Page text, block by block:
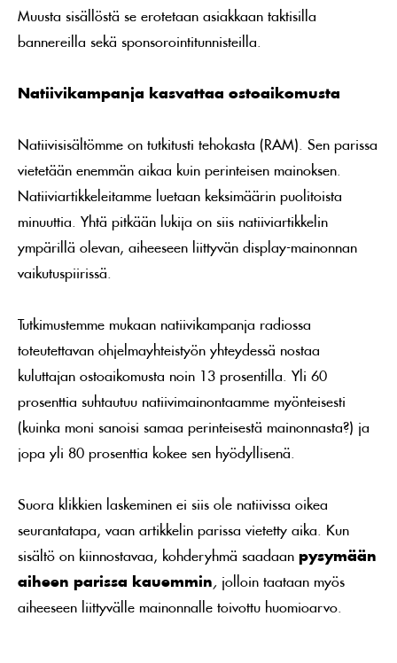
Muusta sisällöstä se erotetaan asiakkaan taktisilla
bannereilla sekä sponsorointitunnisteilla.
Natiivikampanja kasvattaa ostoaikomusta
Natiivisisältömme on tutkitusti tehokasta (RAM). Sen parissa
vietetään enemmän aikaa kuin perinteisen mainoksen.
Natiiviartikkeleitamme luetaan keksimäärin puolitoista
minuuttia. Yhtä pitkään lukija on siis natiiviartikkelin
ympärillä olevan, aiheeseen liittyvän display-mainonnan
vaikutuspiirissä.
Tutkimustemme mukaan natiivikampanja radiossa
toteutettavan ohjelmayhteistyön yhteydessä nostaa
kuluttajan ostoaikomusta noin 13 prosentilla. Yli 60
prosenttia suhtautuu natiivimainontaamme myönteisesti
(kuinka moni sanoisi samaa perinteisestä mainonnasta?) ja
jopa yli 80 prosenttia kokee sen hyödyllisenä.
Suora klikkien laskeminen ei siis ole natiivissa oikea
seurantatapa, vaan artikkelin parissa vietetty aika. Kun
sisältö on kiinnostavaa, kohderyhmä saadaan pysymään
aiheen parissa kauemmin, jolloin taataan myös
aiheeseen liittyvälle mainonnalle toivottu huomioarvo.